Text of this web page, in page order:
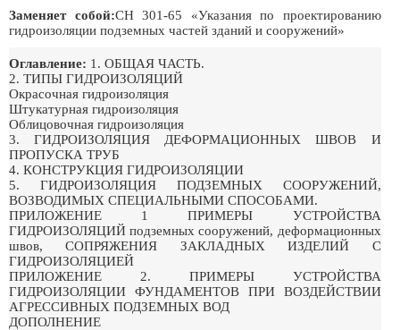
Заменяет собой:СН 301-65 «Указания по проектированию
гидроизоляции подземных частей зданий и сооружений»
Оглавление: 1. ОБЩАЯ ЧАСТЬ.
2. ТИПЫ ГИДРОИЗОЛЯЦИЙ
Окрасочная гидроизоляция
Штукатурная гидроизоляция
Облицовочная гидроизоляция
3. ГИДРОИЗОЛЯЦИЯ ДЕФОРМАЦИОННЫХ ШВОВ И
ПРОПУСКА ТРУБ
4. КОНСТРУКЦИЯ ГИДРОИЗОЛЯЦИИ
5. ГИДРОИЗОЛЯЦИЯ ПОДЗЕМНЫХ СООРУЖЕНИЙ,
ВОЗВОДИМЫХ СПЕЦИАЛЬНЫМИ СПОСОБАМИ.
ПРИЛОЖЕНИЕ 1 ПРИМЕРЫ УСТРОЙСТВА
ГИДРОИЗОЛЯЦИЙ подземных сооружений, деформационных
швов, СОПРЯЖЕНИЯ ЗАКЛАДНЫХ ИЗДЕЛИЙ С
ГИДРОИЗОЛЯЦИЕЙ
ПРИЛОЖЕНИЕ 2. ПРИМЕРЫ УСТРОЙСТВА
ГИДРОИЗОЛЯЦИИ ФУНДАМЕНТОВ ПРИ ВОЗДЕЙСТВИИ
АГРЕССИВНЫХ ПОДЗЕМНЫХ ВОД
ДОПОЛНЕНИЕ